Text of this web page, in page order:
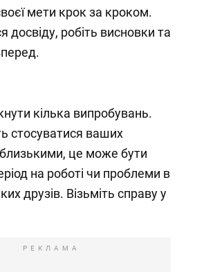
мети крок за кроком.
досвіду, робіть висновки та
кілька випробувань.
стосуватися ваших
близькими, це може бути
на роботі чи проблеми в
друзів. Візьміть справу у
РЕКЛАМА